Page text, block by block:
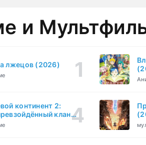
и
лжецов (2026)
континент 2:
клан
(2023)